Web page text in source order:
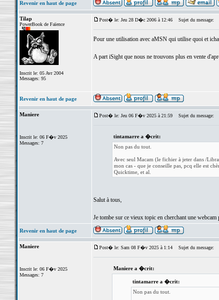
Revenir en haut de page
Tilap
PowerBook de Faïence
Inscrit le: 05 Avr 2004
Messages: 95
Post� le: Jeu 28 D�c 2006 à 12:46 Sujet du message:
Pour une utilisation avec aMSN qui utilise quoi et
A part iSight que nous ne trouvons plus en vente
Revenir en haut de page
Maniere
Inscrit le: 06 F�v 2025
Messages: 7
Post� le: Jeu 06 F�v 2025 à 21:59 Sujet du message:
tintamarre a �crit:
Non pas du tout.
Avec seul Macam (le fichier à jeter dans /
mon cas - que je conseille pas, pcq elle est
Quicktime, et al.
Salut à tous,
Je tombe sur ce vieux topic en cherchant une
Revenir en haut de page
Maniere
Inscrit le: 06 F�v 2025
Messages: 7
Post� le: Sam 08 F�v 2025 à 1:14 Sujet du message:
Maniere a �crit:
tintamarre a �crit:
Non pas du tout.